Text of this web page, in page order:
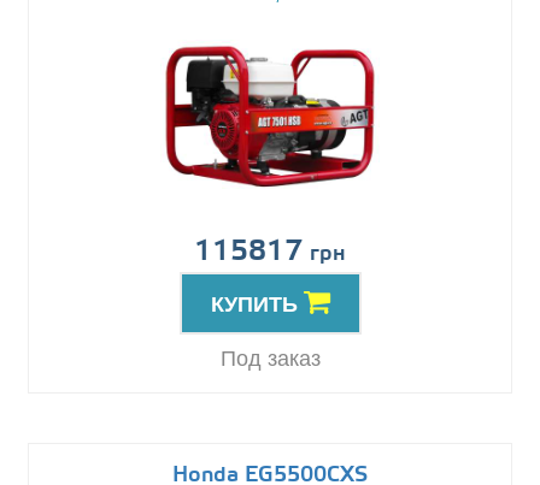
115817 грн
КУПИТЬ
Под заказ
Honda EG5500CXS